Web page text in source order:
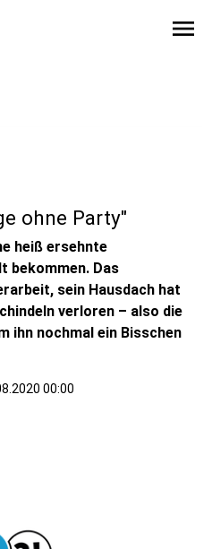
menu
ohne Party"
heiß ersehnte
bekommen. Das
sein Hausdach hat
verloren – also die
ihn nochmal ein Bisschen
00:00